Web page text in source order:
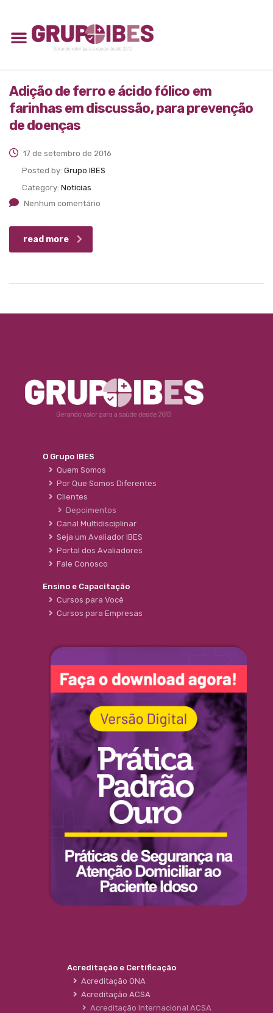
Adição de ferro e ácido fólico em
farinhas em discussão, para prevenção
de doenças
17 de setembro de 2016
Posted by: Grupo IBES
Category: Notícias
Nenhum comentário
read more
O Grupo IBES
Quem Somos
Por Que Somos Diferentes
Clientes
Depoimentos
Canal Multidisciplinar
Seja um Avaliador IBES
Portal dos Avaliadores
Fale Conosco
Ensino e Capacitação
Cursos para Você
Cursos para Empresas
Acreditação e Certificação
Acreditação ONA
Acreditação ACSA
Acreditação Internacional ACSA